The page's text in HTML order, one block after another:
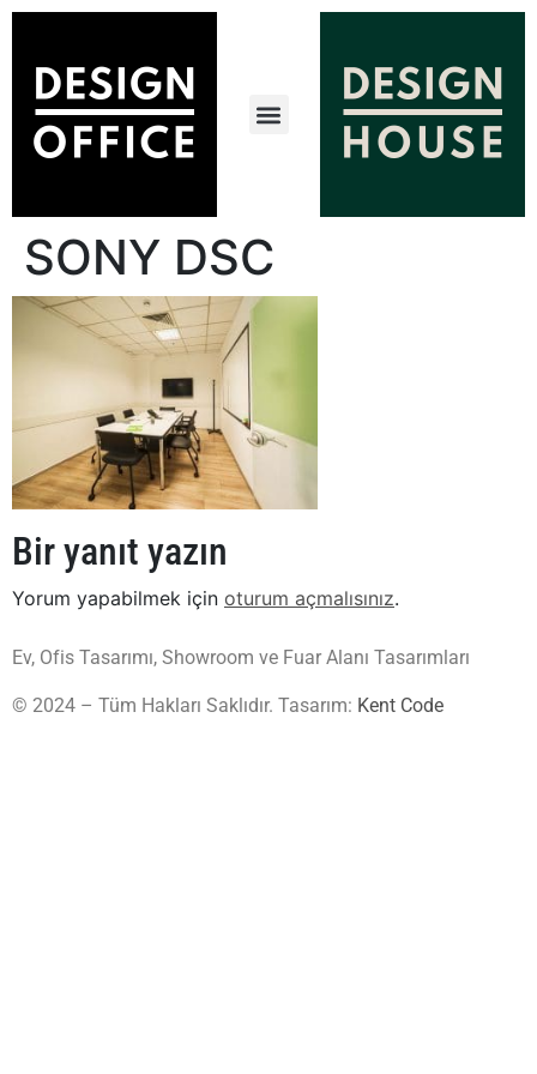
SONY DSC
Bir yanıt yazın
Yorum yapabilmek için oturum açmalısınız.
Ev, Ofis Tasarımı, Showroom ve Fuar Alanı Tasarımları
© 2024 – Tüm Hakları Saklıdır. Tasarım: Kent Code